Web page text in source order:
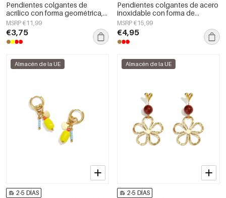
Pendientes colgantes de
acrílico con forma geométrica,
estilo casual y sencillo para uso
diario. Joyería para mujer.
MSRP €11,99
€3,75
Pendientes colgantes de acero
inoxidable con forma de
corazón, sencillos, de la serie
Daily Simple, joyería para mujer.
MSRP €15,99
€4,95
Almacén de la UE
2-5 DÍAS
Almacén de la UE
2-5 DÍAS